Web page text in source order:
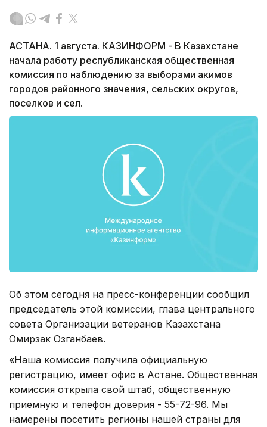
АСТАНА. 1 августа. КАЗИНФОРМ - В Казахстане
начала работу республиканская общественная
комиссия по наблюдению за выборами акимов
городов районного значения, сельских округов,
поселков и сел.
Об этом сегодня на пресс-конференции сообщил
председатель этой комиссии, глава центрального
совета Организации ветеранов Казахстана
Омирзак Озганбаев.
«Наша комиссия получила официальную
регистрацию, имеет офис в Астане. Общественная
комиссия открыла свой штаб, общественную
приемную и телефон доверия - 55-72-96. Мы
намерены посетить регионы нашей страны для